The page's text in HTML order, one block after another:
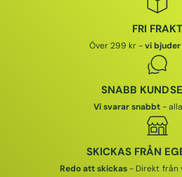
FRI FRAKT
Över 299 kr -vi
SNABB
Vi svarar snabbt -
SKICKAS FRÅN
Redo att skickas - Direkt från